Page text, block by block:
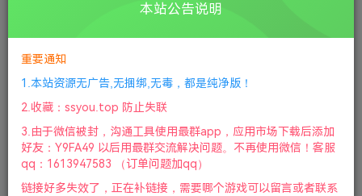
①下载安装教程 ②下载安装视频教程 ③ 游戏运行
版本介绍：v1.0.5版|容量45GB|集成高清材质包|官方简体中
文|支持键盘.鼠标.手柄|赠多项修改器|2023年10月30号更新
本站公告说明
重要通知
1.本站资源无广告,无捆绑,无毒，都是纯净版！
2.收藏：ssyou.top 防止失联
3.由于微信被封，沟通工具使用最群app，应用市场下载后添加
好友：Y9FA49 以后用最群交流解决问题。不再使用微信！客服
qq：1613947583 （订单问题加qq）
链接好多失效了，正在补链接，需要哪个游戏可以留言或者联系